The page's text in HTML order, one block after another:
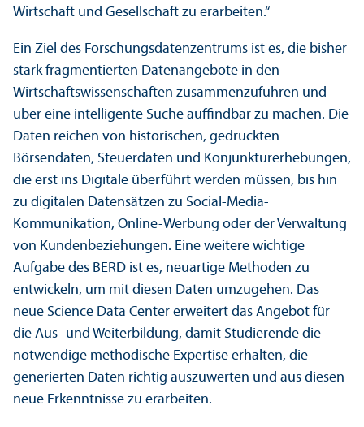
Wirtschaft und Gesellschaft zu erarbeiten.“
Ein Ziel des Forschungs­datenzentrums ist es, die bisher
stark fragmentierten Datenangebote in den
Wirtschafts­wissenschaften zusammenzuführen und
über eine intelligente Suche auffindbar zu machen. Die
Daten reichen von historischen, gedruckten
Börsendaten, Steuerdaten und Konjunkturerhebungen,
die erst ins Digitale überführt werden müssen, bis hin
zu digitalen Datensätzen zu Social-Media-
Kommunikation, Online-Werbung oder der Verwaltung
von Kunden­beziehungen. Eine weitere wichtige
Aufgabe des BERD ist es, neuartige Methoden zu
entwickeln, um mit diesen Daten umzugehen. Das
neue Science Data Center erweitert das Angebot für
die Aus- und Weiterbildung, damit Studierende die
notwendige methodische Expertise erhalten, die
generierten Daten richtig auszuwerten und aus diesen
neue Er­kenntnisse zu erarbeiten.